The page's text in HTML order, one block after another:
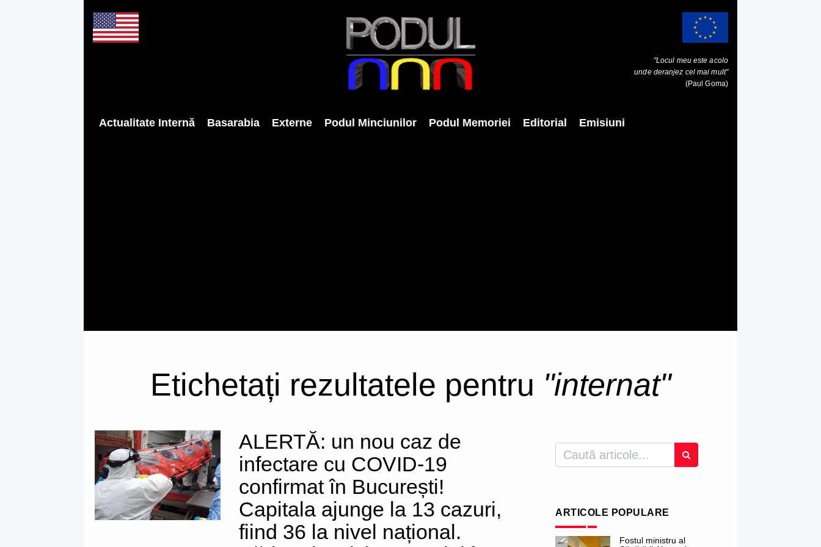
"Locul meu este acolo
unde deranjez cel mai mult"
(Paul Goma)
Actualitate Internă Basarabia Externe Podul Minciunilor Podul Memoriei Editorial Emisiuni
Etichetați rezultatele pentru "internat"
ALERTĂ: un nou caz de
infectare cu COVID-19
confirmat în București!
Capitala ajunge la 13 cazuri,
fiind 36 la nivel național.
ARTICOLE POPULARE
Fostul ministru al